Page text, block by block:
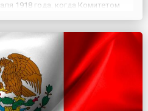
1918 года, когда Комитетом